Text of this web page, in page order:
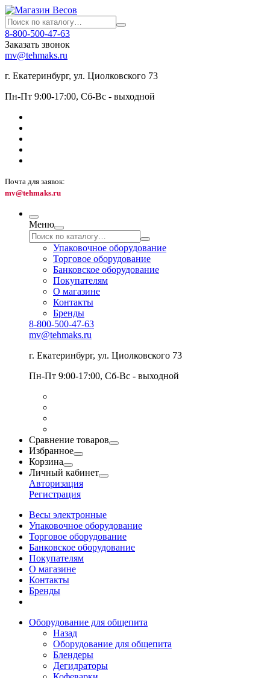
8-800-500-47-63
Заказать звонок
mv@tehmaks.ru
г. Екатеринбург, ул. Циолковского 73
Пн-Пт 9:00-17:00, Сб-Вс - выходной
Почта для заявок:
mv@tehmaks.ru
Меню
Упаковочное оборудование
Торговое оборудование
Банковское оборудование
Покупателям
О магазине
Контакты
Бренды
8-800-500-47-63
mv@tehmaks.ru
г. Екатеринбург, ул. Циолковского 73
Пн-Пт 9:00-17:00, Сб-Вс - выходной
Сравнение товаров
Избранное
Корзина
Личный кабинет
Авторизация
Регистрация
Весы электронные
Упаковочное оборудование
Торговое оборудование
Банковское оборудование
Покупателям
О магазине
Контакты
Бренды
Оборудование для общепита
Назад
Оборудование для общепита
Блендеры
Дегидраторы